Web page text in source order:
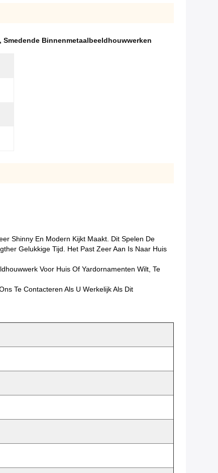
, Smedende Binnenmetaalbeeldhouwwerken
Shinny En Modern Kijkt Maakt. Dit Spelen De
Gelukkige Tijd. Het Past Zeer Aan Is Naar Huis
Voor Huis Of Yardornamenten Wilt, Te
Te Contacteren Als U Werkelijk Als Dit